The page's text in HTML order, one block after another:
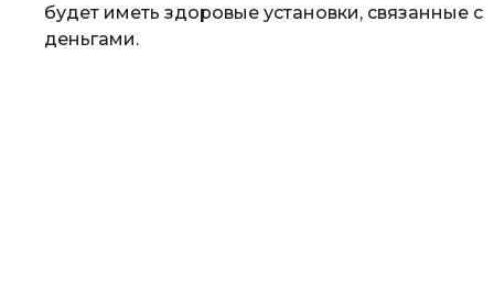
будет иметь здоровые установки, связанные с
деньгами.